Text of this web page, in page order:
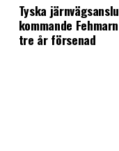
Tyska
kommande
tre år försenad